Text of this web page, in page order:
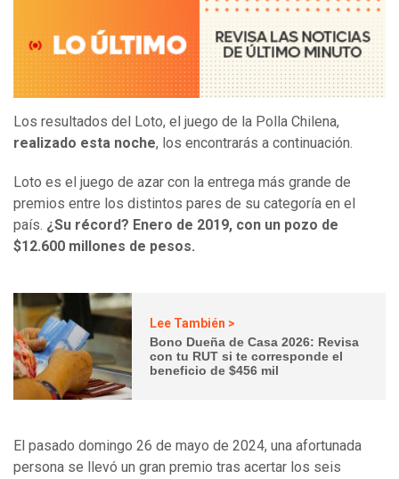
Los resultados del Loto, el juego de la Polla Chilena,
realizado esta noche, los encontrarás a continuación.
Loto es el juego de azar con la entrega más grande de
premios entre los distintos pares de su categoría en el
país. ¿Su récord? Enero de 2019, con un pozo de
$12.600 millones de pesos.
Lee También >
Bono Dueña de Casa 2026: Revisa
con tu RUT si te corresponde el
beneficio de $456 mil
El pasado domingo 26 de mayo de 2024, una afortunada
persona se llevó un gran premio tras acertar los seis